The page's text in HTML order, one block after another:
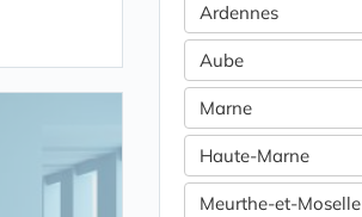
Ardennes
Aube
Marne
Haute-Marne
Meurthe-et-Moselle